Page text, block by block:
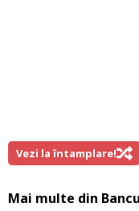
Vezi la întamplare!
Mai multe din